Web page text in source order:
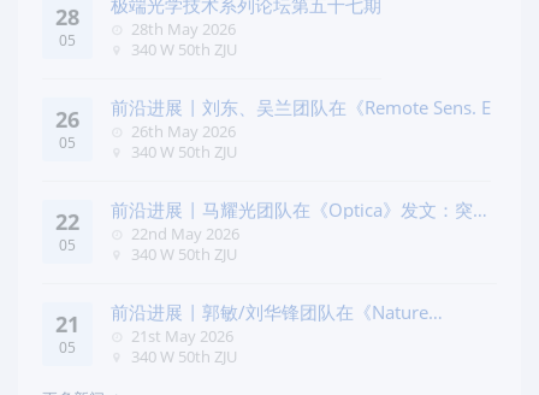
28
05
极端光学技术系列论坛第五十七期
28th May 2026
340 W 50th ZJU
26
05
前沿进展 | 刘东、吴兰团队在《Remote Sens. E
26th May 2026
340 W 50th ZJU
22
05
前沿进展 | 马耀光团队在《Optica》发文：突破
几何相位
22nd May 2026
340 W 50th ZJU
21
05
前沿进展 | 郭敏/刘华锋团队在《Nature
Commun
21st May 2026
340 W 50th ZJU